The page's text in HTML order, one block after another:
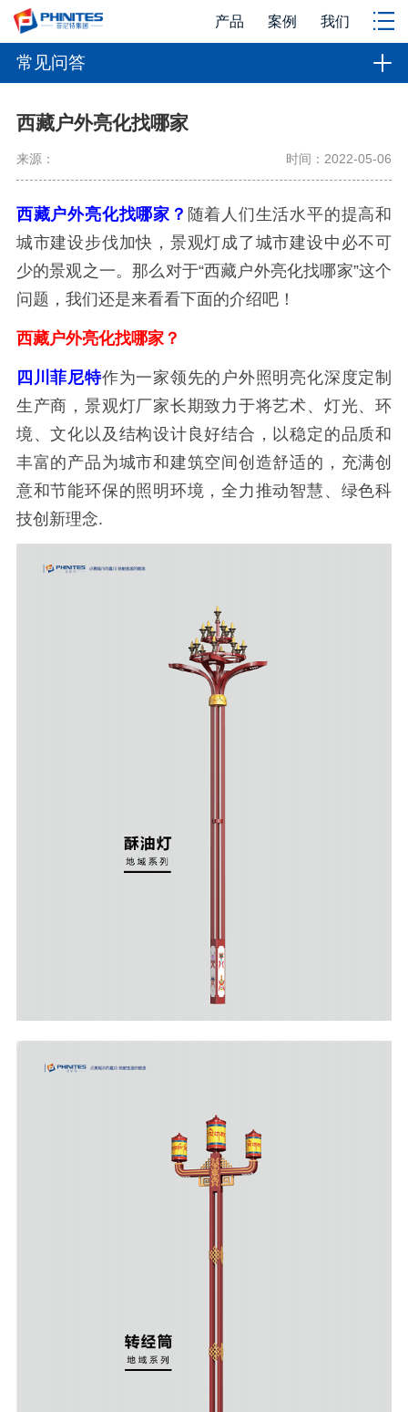
产品 案例 我们
常见问答
西藏户外亮化找哪家
来源： 时间：2022-05-06
西藏户外亮化找哪家？ 随着人们生活水平的提高和
城市建设步伐加快，景观灯成了城市建设中必不可
少的景观之一。那么对于“西藏户外亮化找哪家”这个
问题，我们还是来看看下面的介绍吧！
西藏户外亮化找哪家？
四川菲尼特作为一家领先的户外照明亮化深度定制
生产商，景观灯厂家长期致力于将艺术、灯光、环
境、文化以及结构设计良好结合，以稳定的品质和
丰富的产品为城市和建筑空间创造舒适的，充满创
意和节能环保的照明环境，全力推动智慧、绿色科
技创新理念.